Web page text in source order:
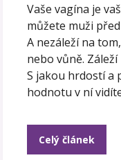
Vaše vagína je
můžete muži
A nezáleží na
nebo vůně.
S jakou hrdostí a
hodnotu v ní
Celý článek